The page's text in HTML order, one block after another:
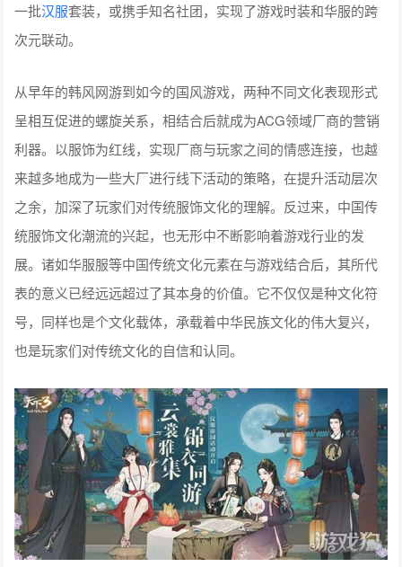
一批汉服套装，或携手知名社团，实现了游戏时装和华服的跨
次元联动。
从早年的韩风网游到如今的国风游戏，两种不同文化表现形式
呈相互促进的螺旋关系，相结合后就成为ACG领域厂商的营销
利器。以服饰为红线，实现厂商与玩家之间的情感连接，也越
来越多地成为一些大厂进行线下活动的策略，在提升活动层次
之余，加深了玩家们对传统服饰文化的理解。反过来，中国传
统服饰文化潮流的兴起，也无形中不断影响着游戏行业的发
展。诸如华服服等中国传统文化元素在与游戏结合后，其所代
表的意义已经远远超过了其本身的价值。它不仅仅是种文化符
号，同样也是个文化载体，承载着中华民族文化的伟大复兴，
也是玩家们对传统文化的自信和认同。